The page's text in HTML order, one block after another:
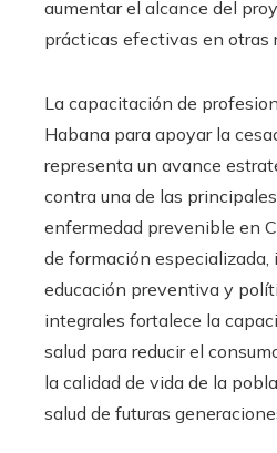
aumentar el alcance del
prácticas efectivas en otras
La capacitación de
Habana para apoyar la
representa un avance
contra una de las
enfermedad prevenible en
de formación
educación preventiva y
integrales fortalece la
salud para reducir el
la calidad de vida de la
salud de futuras